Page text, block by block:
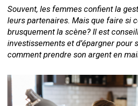
Souvent, les femmes confient la
leurs partenaires. Mais que faire si
brusquement la scène? Il est
investissements et d’épargner pour
comment prendre son argent en